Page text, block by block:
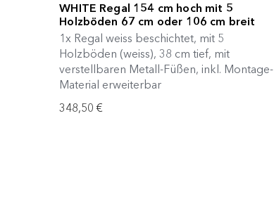
WHITE Regal 154 cm hoch mit 5
Holzböden 67 cm oder 106 cm breit
1x Regal weiss beschichtet, mit 5
Holzböden (weiss), 38 cm tief, mit
verstellbaren Metall-Füßen, inkl. Montage-
Material erweiterbar
348,50 €